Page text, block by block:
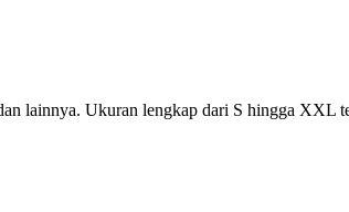
lainnya. Ukuran lengkap dari S hingga XXL